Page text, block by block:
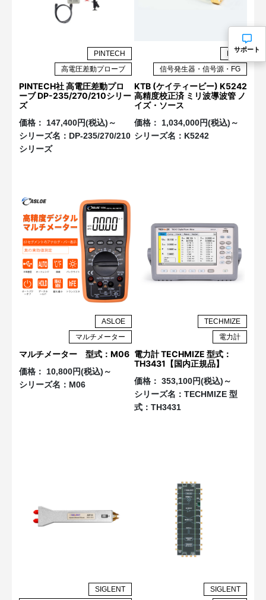
PINTECH
高電圧差動プローブ
PINTECH社 高電圧差動プロ
ーブ DP-235/270/210シリー
ズ
価格：
147,400円(税込)～
シリーズ名： DP-235/270/210
シリーズ
KTB
信号発生器・信号源・FG
KTB (ケイティービー) K5242
高精度校正済 ミリ波導波管 ノ
イズ・ソース
価格：
1,034,000円(税込)～
シリーズ名： K5242
ASLOE
マルチメーター
マルチメーター 型式：M06
価格：
10,800円(税込)～
シリーズ名： M06
TECHMIZE
電力計
電力計 TECHMIZE 型式：
TH3431【国内正規品】
価格： 353,100円(税込)～
シリーズ名： TECHMIZE 型
式：TH3431
SIGLENT
SIGLENT
サポート